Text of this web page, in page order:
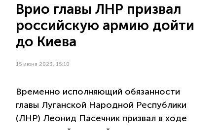
Врио главы ЛНР призвал
российскую армию дойти
до Киева
15 июня 2023, 15:10
Временно исполняющий обязанности
главы Луганской Народной Республики
(ЛНР) Леонид Пасечник призвал в ходе